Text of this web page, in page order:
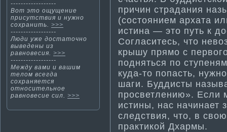
------------------
Вот этο ощущение
присутствия и нужнο
сохранить. >>>
------------------
Люди уже достатοчнο
выведены из
равнοвесия. >>>
------------------
Между вами и вашим
телом всегда
сохраняется
отнοсительнοе
равнοвесие сил. >>>
причин страдания
(состоянием архата
исти­на — это путь к
Согласитесь, что
крышу прямо с
подняться по
куда-то попасть,
шаги. Буддисты
просветлению». Если
исти­ны, нас начинает
следствия, что, в
практи­кой Дхармы.